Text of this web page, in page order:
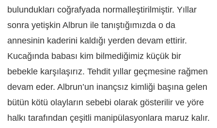
bulundukları coğrafyada normalleştirilmiştir. Yıllar
sonra yetişkin Albrun ile tanıştığımızda o da
annesinin kaderini kaldığı yerden devam ettirir.
Kucağında babası kim bilmediğimiz küçük bir
bebekle karşılaşırız. Tehdit yıllar geçmesine rağmen
devam eder. Albrun’un inançsız kimliği başına gelen
bütün kötü olayların sebebi olarak gösterilir ve yöre
halkı tarafından çeşitli manipülasyonlara maruz kalır.